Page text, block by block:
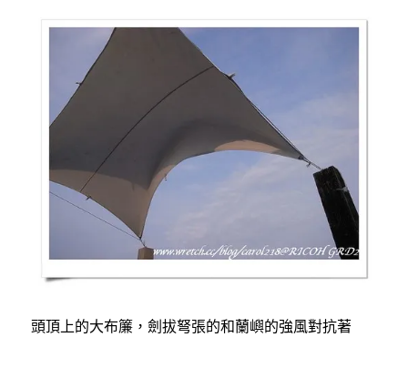
頭頂上的大布簾，劍拔弩張的和蘭嶼的強風對抗著